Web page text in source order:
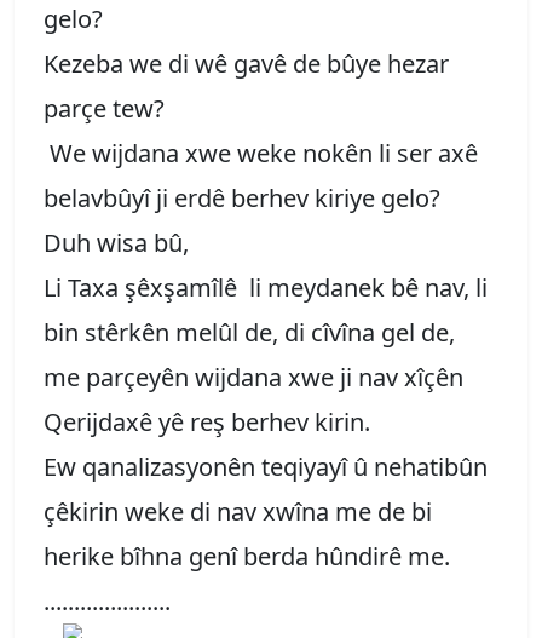
gelo?
Kezeba we di wê gavê de bûye hezar
parçe tew?
We wijdana xwe weke nokên li ser axê
belavbûyî ji erdê berhev kiriye gelo?
Duh wisa bû,
Li Taxa şêxşamîlê li meydanek bê nav, li
bin stêrkên melûl de, di cîvîna gel de,
me parçeyên wijdana xwe ji nav xîçên
Qerijdaxê yê reş berhev kirin.
Ew qanalizasyonên teqiyayî û nehatibûn
çêkirin weke di nav xwîna me de bi
herike bîhna genî berda hûndirê me.
.....................